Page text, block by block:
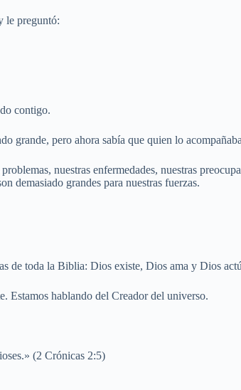
le preguntó:
contigo.
grande, pero ahora sabía que quien lo
nuestras enfermedades, nuestras
demasiado grandes para nuestras fuerzas.
de toda la Biblia: Dios existe, Dios ama y Dios
Estamos hablando del Creador del universo.
(2 Crónicas 2:5)